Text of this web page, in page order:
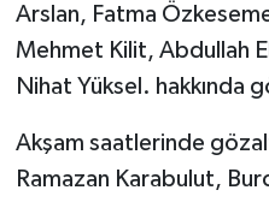
Arslan, Fatma
Mehmet Kilit, Abdullah
Nihat Yüksel. hakkında
Akşam saatlerinde
Ramazan Karabulut,